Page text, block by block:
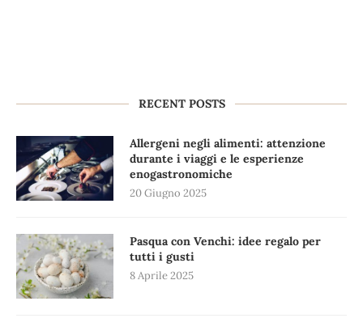
RECENT POSTS
Allergeni negli alimenti: attenzione
durante i viaggi e le esperienze
enogastronomiche
20 Giugno 2025
Pasqua con Venchi: idee regalo per
tutti i gusti
8 Aprile 2025